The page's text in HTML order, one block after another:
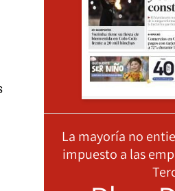
La mayoría no
impuesto a las